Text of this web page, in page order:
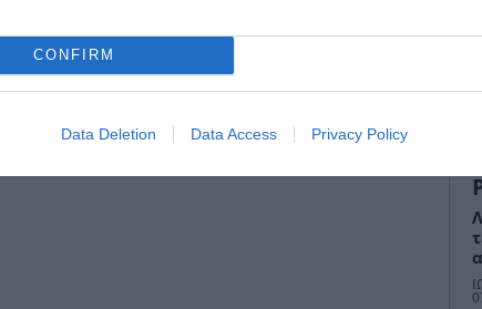
CONFIRM
Data Deletion Data Access Privacy Policy